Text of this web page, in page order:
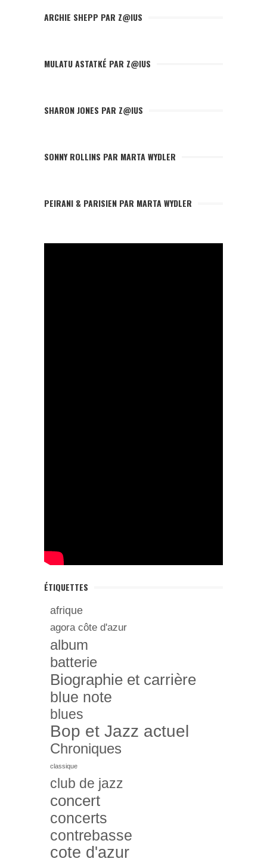
ARCHIE SHEPP PAR Z@IUS
MULATU ASTATKÉ PAR Z@IUS
SHARON JONES PAR Z@IUS
SONNY ROLLINS PAR MARTA WYDLER
PEIRANI & PARISIEN PAR MARTA WYDLER
ÉTIQUETTES
afrique
agora côte d'azur
album
batterie
Biographie et carrière
blue note
blues
Bop et Jazz actuel
Chroniques
classique
club de jazz
concert
concerts
contrebasse
cote d'azur